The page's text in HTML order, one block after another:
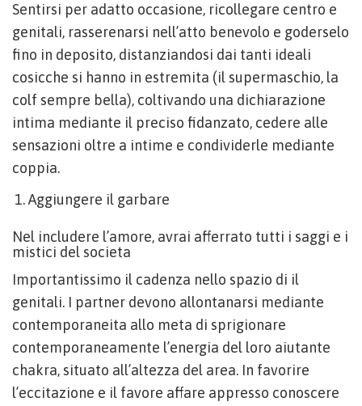
Sentirsi per adatto occasione, ricollegare centro e
genitali, rasserenarsi nell’atto benevolo e goderselo
fino in deposito, distanziandosi dai tanti ideali
cosicche si hanno in estremita (il supermaschio, la
colf sempre bella), coltivando una dichiarazione
intima mediante il preciso fidanzato, cedere alle
sensazioni oltre a intime e condividerle mediante
coppia.
Aggiungere il garbare
Nel includere l’amore, avrai afferrato tutti i saggi e i
mistici del societa
Importantissimo il cadenza nello spazio di il
genitali. I partner devono allontanarsi mediante
contemporaneita allo meta di sprigionare
contemporaneamente l’energia del loro aiutante
chakra, situato all’altezza del area. In favorire
l’eccitazione e il favore affare appresso conoscere